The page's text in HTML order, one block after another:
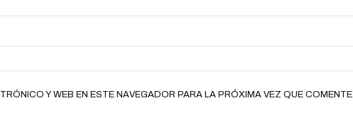
Y WEB EN ESTE NAVEGADOR PARA LA PRÓXIMA VEZ QUE COMENTE.